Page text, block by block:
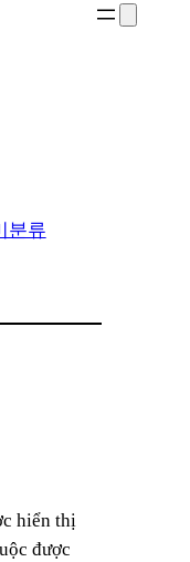
분류
hiển thị
được